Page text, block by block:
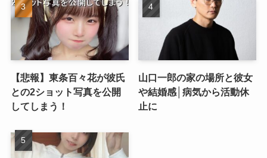
【悲報】東条百々花が彼氏
との2ショット写真を公開
してしまう！
山口一郎の家の場所と彼女
や結婚感│病気から活動休
止に